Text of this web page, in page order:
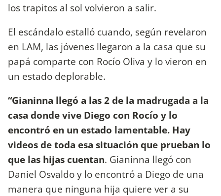
los trapitos al sol volvieron a salir.
El escándalo estalló cuando, según revelaron
en LAM, las jóvenes llegaron a la casa que su
papá comparte con Rocío Oliva y lo vieron en
un estado deplorable.
“Gianinna llegó a las 2 de la madrugada a la
casa donde vive Diego con Rocío y lo
encontró en un estado lamentable. Hay
videos de toda esa situación que prueban lo
que las hijas cuentan. Gianinna llegó con
Daniel Osvaldo y lo encontró a Diego de una
manera que ninguna hija quiere ver a su